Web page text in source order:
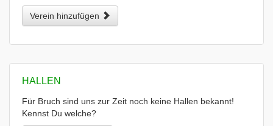
Verein hinzufügen
HALLEN
Für Bruch sind uns zur Zeit noch keine Hallen bekannt!
Kennst Du welche?